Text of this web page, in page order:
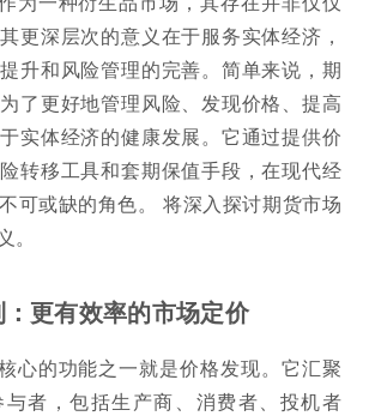
更深层次的意义在于服务实体经济，
升和风险管理的完善。简单来说，期
了更好地管理风险、发现价格、提高
实体经济的健康发展。它通过提供价
转移工具和套期保值手段，在现代经
可或缺的角色。 将深入探讨期货市场
更有效率的市场定价
心的功能之一就是价格发现。它汇聚
者，包括生产商、消费者、投机者